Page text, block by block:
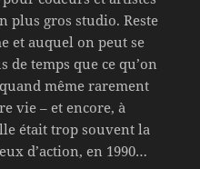
plus gros studio. Reste
et auquel on peut se
temps que ce qu’on
même rarement
vie – et encore, à
était trop souvent la
d’action, en 1990…